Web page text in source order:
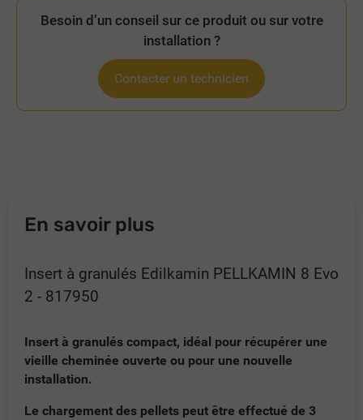
Besoin d’un conseil sur ce produit ou sur votre
installation ?
Contacter un technicien
En savoir plus
Insert à granulés Edilkamin PELLKAMIN 8 Evo
2 - 817950
Insert à granulés compact, idéal pour récupérer une
vieille cheminée ouverte ou pour une nouvelle
installation.
Le chargement des pellets peut être effectué de 3